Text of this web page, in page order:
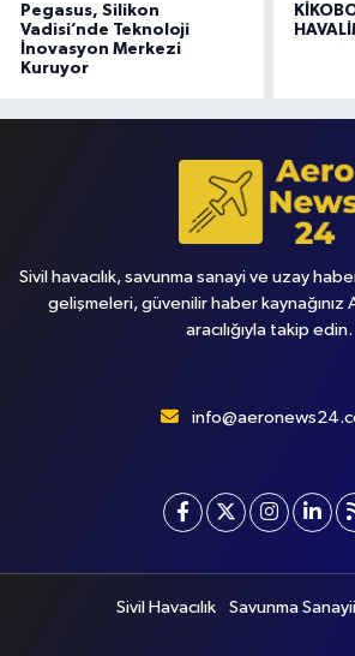
Pegasus, Silikon
Vadisi’nde Teknoloji
İnovasyon Merkezi
Kuruyor
Sivil havacılık, savunma sanayi ve uzay
gelişmeleri, güvenilir haber
aracılığıyla takip edin.
Sivil Havacılık Savunma Sanayii